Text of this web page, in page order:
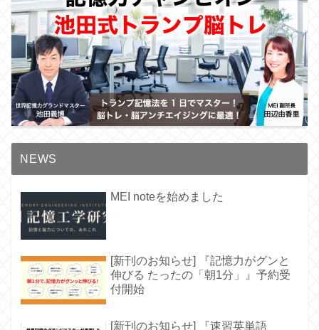
NEWS
MEI noteを始めました
[新刊のお知らせ] 『記憶力がグンと
伸びる たったの「朝1分」』予約受
付開始
[新刊のお知らせ] 『速習英単語